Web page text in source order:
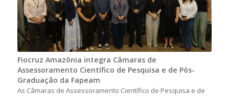
Fiocruz Amazônia integra Câmaras de
Assessoramento Científico de Pesquisa e de Pós-
Graduação da Fapeam
As Câmaras de Assessoramento Científico de Pesquisa e de